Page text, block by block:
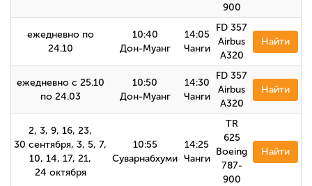
900
ежедневно по
24.10
10:40
Дон-Муанг
14:05
Чанги
FD 357
Airbus
A320
Найти
ежедневно с 25.10
по 24.03
10:50
Дон-Муанг
14:30
Чанги
FD 357
Airbus
А320
Найти
2, 3, 9, 16, 23,
30 сентября, 3, 5, 7,
10, 14, 17, 21,
24 октября
10:55
Суварнабхуми
14:25
Чанги
TR
625
Boeing
787-
900
Найти